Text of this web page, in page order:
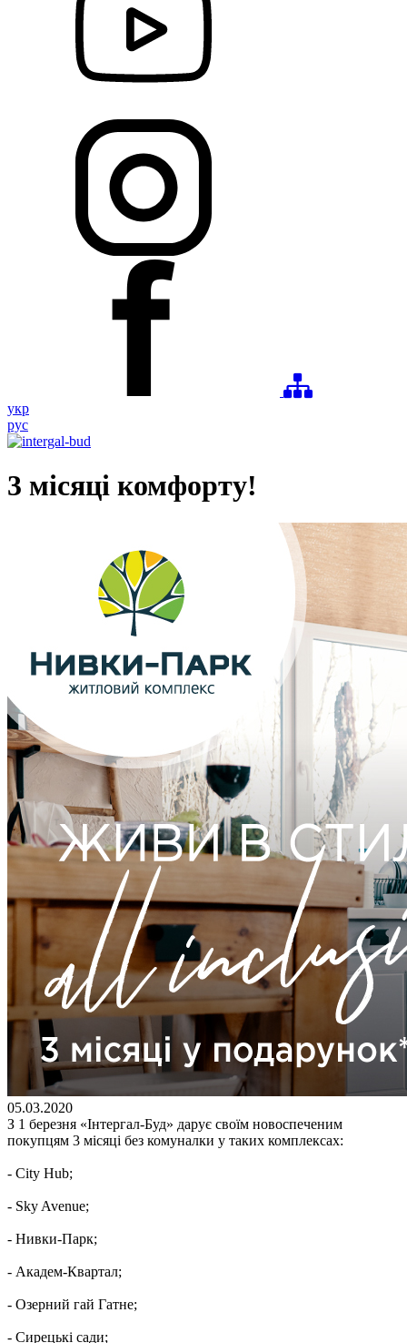
укр
рус
3 місяці комфорту!
05.03.2020
З 1 березня «Інтергал-Буд» дарує своїм новоспеченим
покупцям 3 місяці без комуналки у таких комплексах:
- City Hub;
- Sky Avenue;
- Нивки-Парк;
- Академ-Квартал;
- Озерний гай Гатне;
- Сирецькі сади;